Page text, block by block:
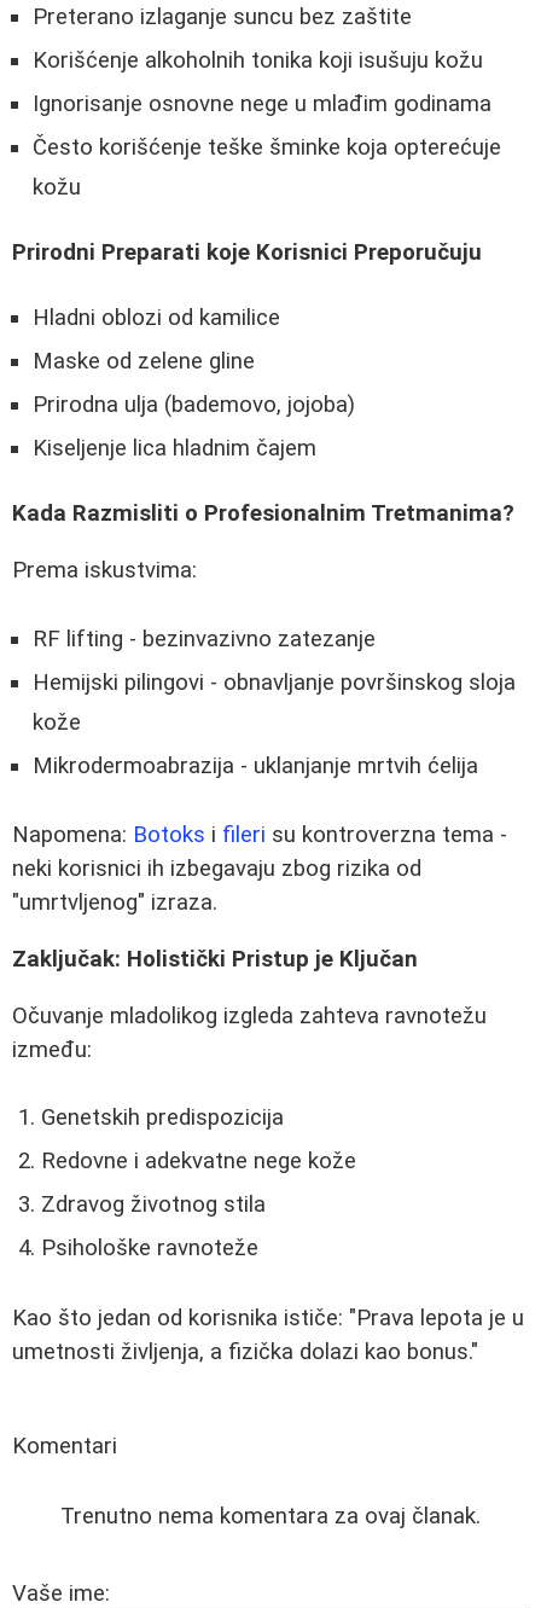
Preterano izlaganje suncu bez zaštite
Korišćenje alkoholnih tonika koji isušuju kožu
Ignorisanje osnovne nege u mlađim godinama
Često korišćenje teške šminke koja opterećuje
kožu
Prirodni Preparati koje Korisnici Preporučuju
Hladni oblozi od kamilice
Maske od zelene gline
Prirodna ulja (bademovo, jojoba)
Kiseljenje lica hladnim čajem
Kada Razmisliti o Profesionalnim Tretmanima?
Prema iskustvima:
RF lifting - bezinvazivno zatezanje
Hemijski pilingovi - obnavljanje površinskog sloja
kože
Mikrodermoabrazija - uklanjanje mrtvih ćelija
Napomena: Botoks i fileri su kontroverzna tema -
neki korisnici ih izbegavaju zbog rizika od
"umrtvljenog" izraza.
Zaključak: Holistički Pristup je Ključan
Očuvanje mladolikog izgleda zahteva ravnotežu
između:
Genetskih predispozicija
Redovne i adekvatne nege kože
Zdravog životnog stila
Psihološke ravnoteže
Kao što jedan od korisnika ističe: "Prava lepota je u
umetnosti življenja, a fizička dolazi kao bonus."
Komentari
Trenutno nema komentara za ovaj članak.
Vaše ime: